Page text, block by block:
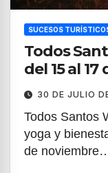
SUCESOS
Todos
del 15 al
30 DE JULIO
Todos Santos
yoga y
de